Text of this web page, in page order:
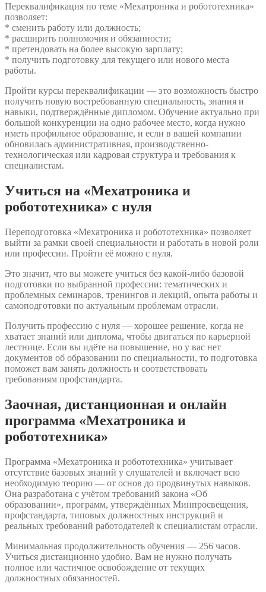
Переквалификация по теме «Мехатроника и робототехника»
позволяет:
* сменить работу или должность;
* расширить полномочия и обязанности;
* претендовать на более высокую зарплату;
* получить подготовку для текущего или нового места
работы.
Пройти курсы переквалификации — это возможность быстро
получить новую востребованную специальность, знания и
навыки, подтверждённые дипломом. Обучение актуально при
большой конкуренции на одно рабочее место, когда нужно
иметь профильное образование, и если в вашей компании
обновилась административная, производственно-
технологическая или кадровая структура и требования к
специалистам.
Учиться на «Мехатроника и
робототехника» с нуля
Переподготовка «Мехатроника и робототехника» позволяет
выйти за рамки своей специальности и работать в новой роли
или профессии. Пройти её можно с нуля.
Это значит, что вы можете учиться без какой-либо базовой
подготовки по выбранной профессии: тематических и
проблемных семинаров, тренингов и лекций, опыта работы и
самоподготовки по актуальным проблемам отрасли.
Получить профессию с нуля — хорошее решение, когда не
хватает знаний или диплома, чтобы двигаться по карьерной
лестнице. Если вы идёте на повышение, но у вас нет
документов об образовании по специальности, то подготовка
поможет вам занять должность и соответствовать
требованиям профстандарта.
Заочная, дистанционная и онлайн
программа «Мехатроника и
робототехника»
Программа «Мехатроника и робототехника» учитывает
отсутствие базовых знаний у слушателей и включает всю
необходимую теорию — от основ до продвинутых навыков.
Она разработана с учётом требований закона «Об
образовании», программ, утверждённых Минпросвещения,
профстандарта, типовых должностных инструкций и
реальных требований работодателей к специалистам отрасли.
Минимальная продолжительность обучения — 256 часов.
Учиться дистанционно удобно. Вам не нужно получать
полное или частичное освобождение от текущих
должностных обязанностей.